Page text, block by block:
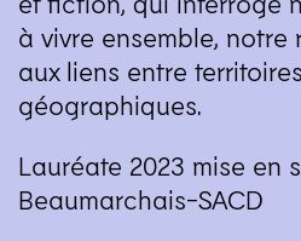
à vivre ensemble, notre
aux liens entre
géographiques.
Lauréate 2023 mise en
Beaumarchais-SACD